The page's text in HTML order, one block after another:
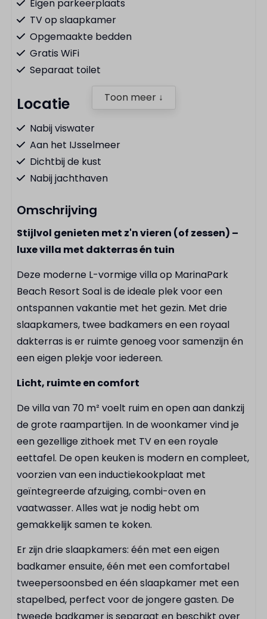
Eigen parkeerplaats
TV op slaapkamer
Opgemaakte bedden
Gratis WiFi
Separaat toilet
Locatie
Nabij viswater
Aan het IJsselmeer
Dichtbij de kust
Nabij jachthaven
Keuken
Koel-vriescombinatie
Vaatwasser
Kookplaat
Combimagnetron
Waterkoker
Bestek
Pannenset
Koffiecupmachine
Koelkast
Badkamer
Inloop regendouche
Föhn
Buiten
Buitenterras
Faciliteiten
E-chopper verhuur
Tennisbaan
Toon meer ↓
Omschrijving
Stijlvol genieten met z'n vieren (of zessen) –
luxe villa met dakterras én tuin
Deze moderne L-vormige villa op MarinaPark
Beach Resort Soal is de ideale plek voor een
ontspannen vakantie met het gezin. Met drie
slaapkamers, twee badkamers en een royaal
dakterras is er ruimte genoeg voor samenzijn én
een eigen plekje voor iedereen.
Licht, ruimte en comfort
De villa van 70 m² voelt ruim en open aan dankzij
de grote raampartijen. In de woonkamer vind je
een gezellige zithoek met TV en een royale
eettafel. De open keuken is modern en compleet,
voorzien van een inductiekookplaat met
geïntegreerde afzuiging, combi-oven en
vaatwasser. Alles wat je nodig hebt om
gemakkelijk samen te koken.
Er zijn drie slaapkamers: één met een eigen
badkamer ensuite, één met een comfortabel
tweepersoonsbed en één slaapkamer met een
stapelbed, perfect voor de jongere gasten. De